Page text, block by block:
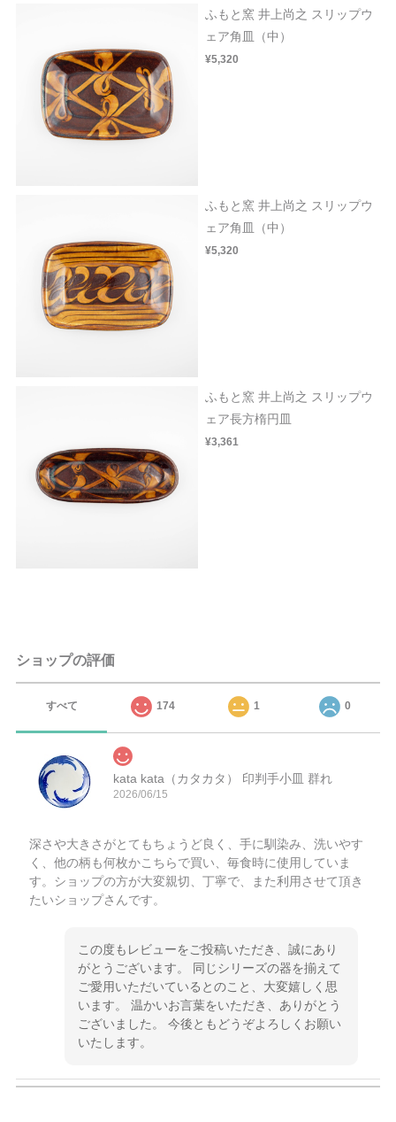
ふもと窯 井上尚之 スリップウ
ェア角皿（中）
¥5,320
ふもと窯 井上尚之 スリップウ
ェア角皿（中）
¥5,320
ふもと窯 井上尚之 スリップウ
ェア長方楕円皿
¥3,361
ショップの評価
すべて 174 1 0
kata kata（カタカタ） 印判手小皿 群れ
2026/06/15
深さや大きさがとてもちょうど良く、手に馴染み、洗いやす
く、他の柄も何枚かこちらで買い、毎食時に使用していま
す。ショップの方が大変親切、丁寧で、また利用させて頂き
たいショップさんです。
この度もレビューをご投稿いただき、誠にあり
がとうございます。 同じシリーズの器を揃えて
ご愛用いただいているとのこと、大変嬉しく思
います。 温かいお言葉をいただき、ありがとう
ございました。 今後ともどうぞよろしくお願い
いたします。